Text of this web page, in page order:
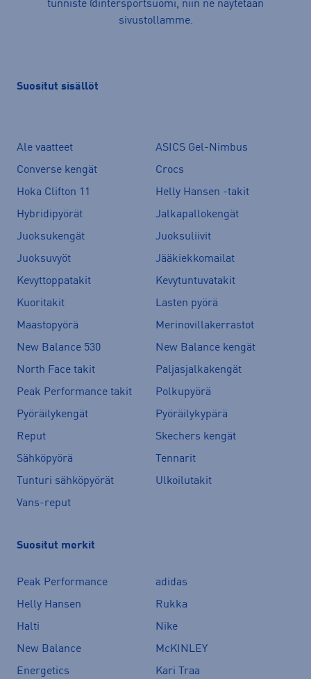
tunniste @intersportsuomi, niin ne näytetään
sivustollamme.
Suositut sisällöt
Ale vaatteet
ASICS Gel-Nimbus
Converse kengät
Crocs
Hoka Clifton 11
Helly Hansen -takit
Hybridipyörät
Jalkapallokengät
Juoksukengät
Juoksuliivit
Juoksuvyöt
Jääkiekkomailat
Kevyttoppatakit
Kevytuntuvatakit
Kuoritakit
Lasten pyörä
Maastopyörä
Merinovillakerrastot
New Balance 530
New Balance kengät
North Face takit
Paljasjalkakengät
Peak Performance takit
Polkupyörä
Pyöräilykengät
Pyöräilykypärä
Reput
Skechers kengät
Sähköpyörä
Tennarit
Tunturi sähköpyörät
Ulkoilutakit
Vans-reput
Suositut merkit
Peak Performance
adidas
Helly Hansen
Rukka
Halti
Nike
New Balance
McKINLEY
Energetics
Kari Traa